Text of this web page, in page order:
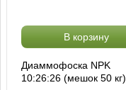
В корзину
Диаммофоска NPK
10:26:26 (мешок 50 кг)